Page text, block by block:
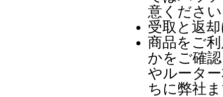
意くださ
受取と返
商品をご
かをご確
やルータ
ちに弊社